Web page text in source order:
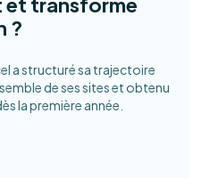
?
a structuré sa trajectoire
de ses sites et obtenu
la première année.